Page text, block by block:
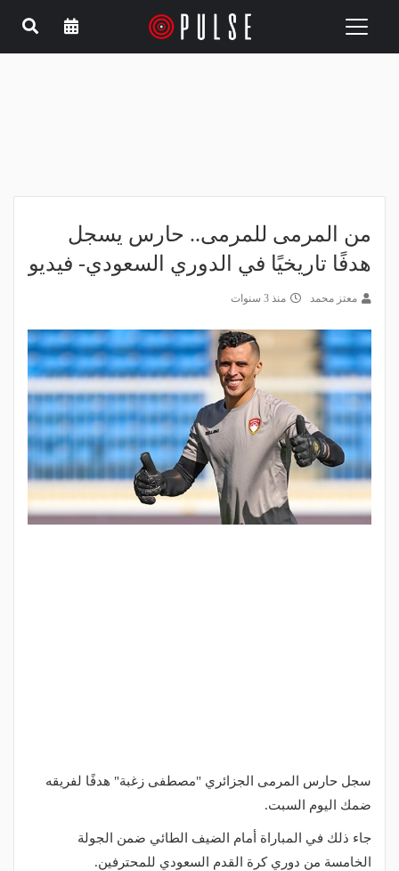
Toggle
من المرمى للمرمى.. حارس يسجل
هدفًا تاريخيًا في الدوري السعودي- فيديو
معتز محمد منذ 3 سنوات
سجل حارس المرمى الجزائري "مصطفى زغبة" هدفًا لفريقه
ضمك اليوم السبت.
جاء ذلك في المباراة أمام الضيف الطائي ضمن الجولة
الخامسة من دوري كرة القدم السعودي للمحترفين.